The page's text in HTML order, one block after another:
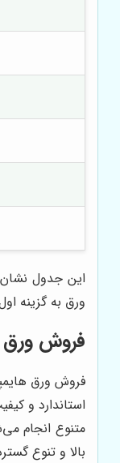
این جدول
ورق به گزینه
فروش ورق
فروش ورق
استاندارد و
متنوع انجام
بالا و تنوع